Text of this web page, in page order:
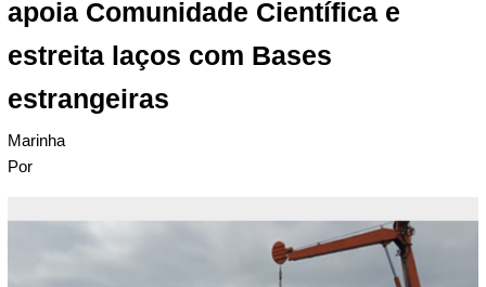
apoia Comunidade Científica e
estreita laços com Bases
estrangeiras
Marinha
Por